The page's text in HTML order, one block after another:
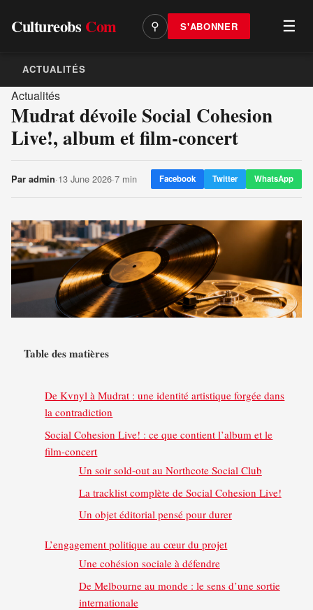
Cultureobs Com ⚲ S'ABONNER ☰
ACTUALITÉS
Actualités
Mudrat dévoile Social Cohesion
Live!, album et film-concert
Par admin·13 June 2026·7 min Facebook Twitter WhatsApp
Table des matières
De Kvnyl à Mudrat : une identité artistique forgée dans
la contradiction
Social Cohesion Live! : ce que contient l’album et le
film-concert
Un soir sold-out au Northcote Social Club
La tracklist complète de Social Cohesion Live!
Un objet éditorial pensé pour durer
L’engagement politique au cœur du projet
Une cohésion sociale à défendre
De Melbourne au monde : le sens d’une sortie
internationale